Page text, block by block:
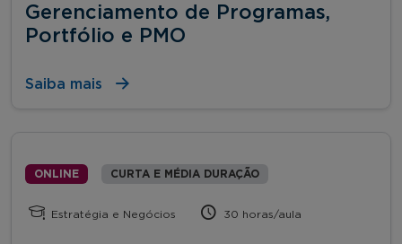
Gerenciamento de Programas,
Portfólio e PMO
Saiba mais
ONLINE CURTA E MÉDIA DURAÇÃO
Estratégia e Negócios 30 horas/aula